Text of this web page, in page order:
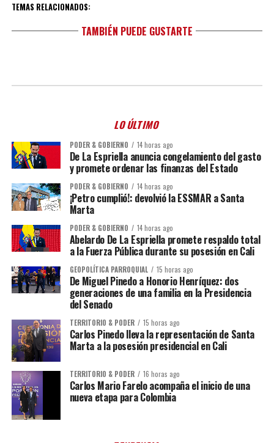
TEMAS RELACIONADOS:
TAMBIÉN PUEDE GUSTARTE
LO ÚLTIMO
PODER & GOBIERNO 14 horas ago
De La Espriella anuncia congelamiento del gasto
y promete ordenar las finanzas del Estado
PODER & GOBIERNO 14 horas ago
¡Petro cumplió!: devolvió la ESSMAR a Santa
Marta
PODER & GOBIERNO 14 horas ago
Abelardo De La Espriella promete respaldo total
a la Fuerza Pública durante su posesión en Cali
GEOPOLÍTICA PARROQUIAL 15 horas ago
De Miguel Pinedo a Honorio Henríquez: dos
generaciones de una familia en la Presidencia
del Senado
TERRITORIO & PODER 15 horas ago
Carlos Pinedo lleva la representación de Santa
Marta a la posesión presidencial en Cali
TERRITORIO & PODER 16 horas ago
Carlos Mario Farelo acompaña el inicio de una
nueva etapa para Colombia